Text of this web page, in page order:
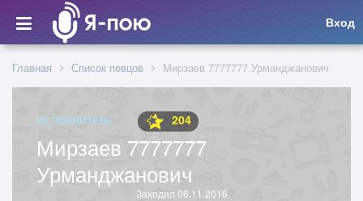
Вход
Главная Список певцов Мирзаев 7777777 Урманджанович
ИСПОЛНИТЕЛЬ 204
Мирзаев 7777777
Урманджанович
Заходил 06.11.2016